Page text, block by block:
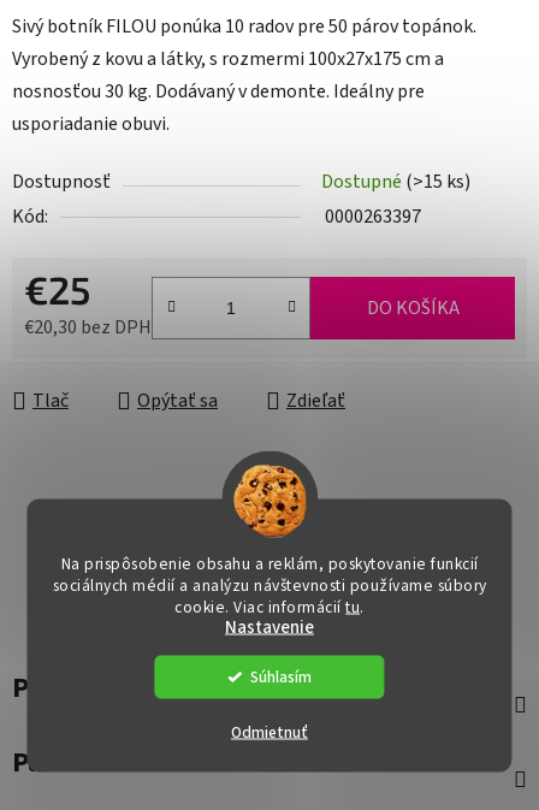
Na prispôsobenie obsahu a reklám, poskytovanie funkcií
sociálnych médií a analýzu návštevnosti používame súbory
cookie. Viac informáciítu.
Nastavenie
Odmietnuť
Súhlasím
Sivý botník FILOU ponúka 10 radov pre 50 párov topánok.
Vyrobený z kovu a látky, s rozmermi 100x27x175 cm a
nosnosťou 30 kg. Dodávaný v demonte. Ideálny pre
usporiadanie obuvi.
Dostupnosť Dostupné (>15 ks)
Kód:
0000263397
€25
€20,30 bez DPH
DO KOŠÍKA
Tlač Opýtať sa Zdieľať
Popis
Parametre